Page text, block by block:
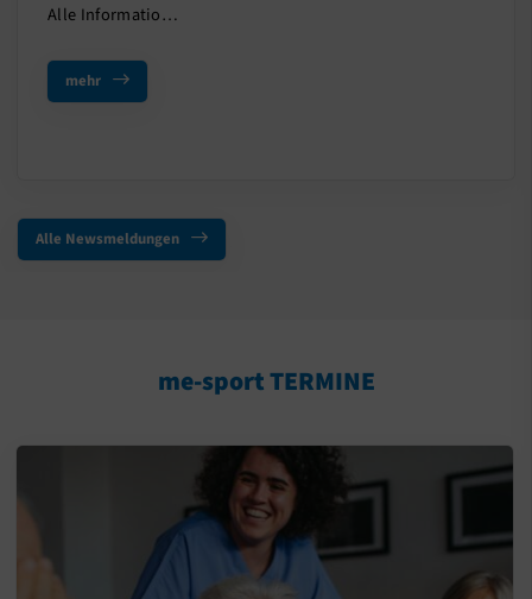
Alle Informatio…
mehr
Alle Newsmeldungen
me-sport TERMINE